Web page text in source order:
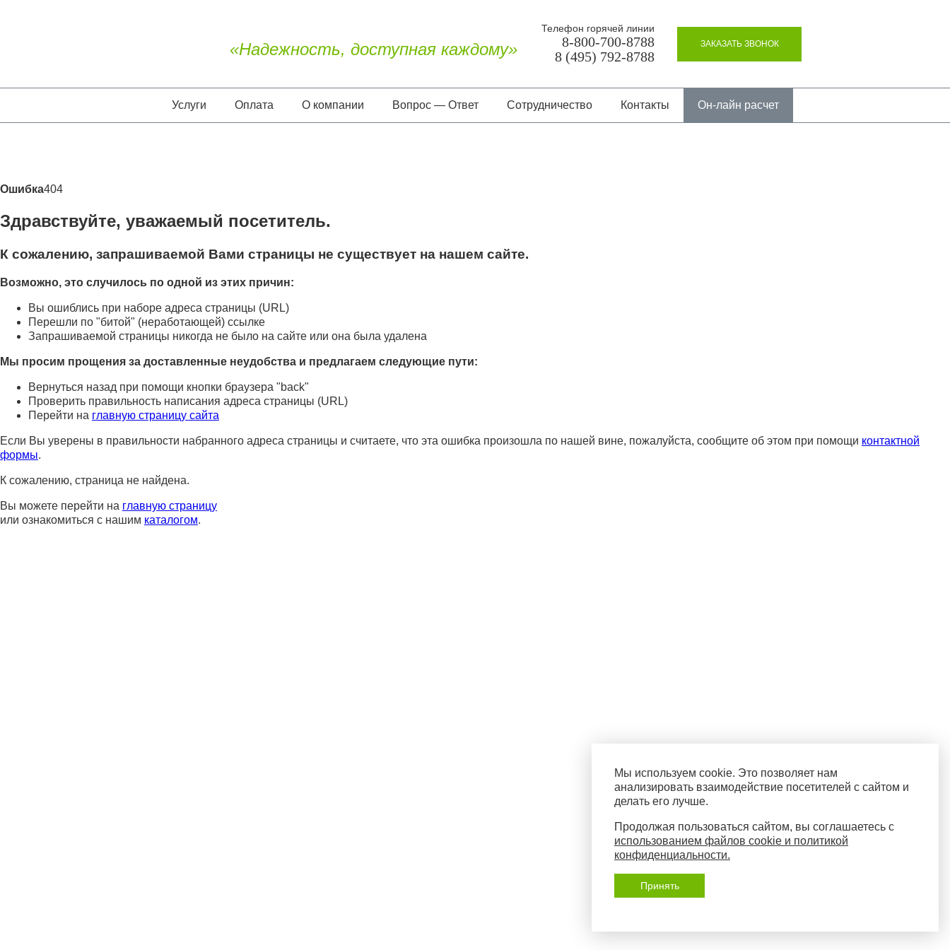
«Надежность, доступная каждому»
Телефон горячей линии
8-800-700-8788
8 (495) 792-8788
ЗАКАЗАТЬ ЗВОНОК
Услуги Оплата О компании Вопрос — Ответ Сотрудничество Контакты Он-лайн расчет
Ошибка404
Здравствуйте, уважаемый посетитель.
К сожалению, запрашиваемой Вами страницы не существует на нашем сайте.
Возможно, это случилось по одной из этих причин:
Вы ошиблись при наборе адреса страницы (URL)
Перешли по "битой" (неработающей) ссылке
Запрашиваемой страницы никогда не было на сайте или она была удалена
Мы просим прощения за доставленные неудобства и предлагаем следующие пути:
Вернуться назад при помощи кнопки браузера "back"
Проверить правильность написания адреса страницы (URL)
Перейти на главную страницу сайта
Если Вы уверены в правильности набранного адреса страницы и считаете, что эта ошибка произошла по нашей вине, пожалуйста, сообщите об этом при помощи контактной
формы.
К сожалению, страница не найдена.
Вы можете перейти на главную страницу
или ознакомиться с нашим каталогом.
Мы используем cookie. Это позволяет нам
анализировать взаимодействие посетителей с сайтом и
делать его лучше.
Продолжая пользоваться сайтом, вы соглашаетесь с
использованием файлов cookie и политикой
конфиденциальности.
Принять